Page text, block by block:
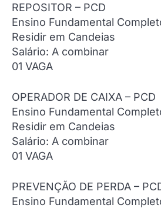
REPOSITOR – PCD
Ensino Fundamental
Residir em Candeias
Salário: A combinar
01 VAGA
OPERADOR DE CAIXA – PCD
Ensino Fundamental
Residir em Candeias
Salário: A combinar
01 VAGA
PREVENÇÃO DE PERDA –
Ensino Fundamental